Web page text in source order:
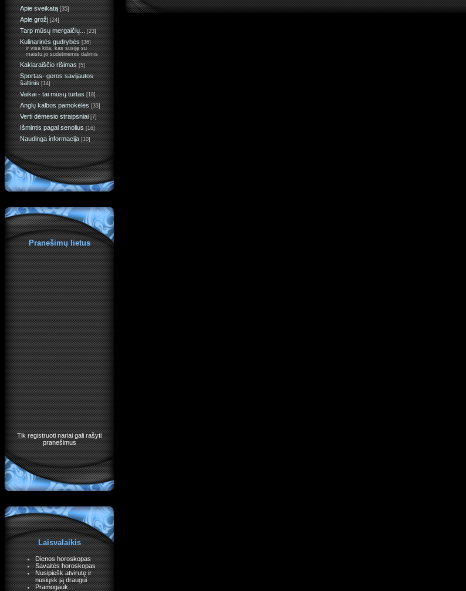
Apie sveikatą [35]
Apie grožį [24]
Tarp mūsų mergaičių... [23]
Kulinarinės gudrybės [36]
ir visa kita, kas susiję su
maistu,jo sudėtinėmis dalimis
Kaklaraiščio rišimas [5]
Sportas- geros savijautos
šaltinis [14]
Vaikai - tai mūsų turtas [18]
Anglų kalbos pamokėlės [33]
Verti dėmesio straipsniai [7]
Išmintis pagal senolius [16]
Naudinga informacija [10]
Pranešimų lietus
Tik registruoti nariai gali rašyti
pranešimus
Laisvalaikis
Dienos horoskopas
Savaitės horoskopas
Nusipiešk atvirutę ir
nusiųsk ją draugui
Pramogauk...